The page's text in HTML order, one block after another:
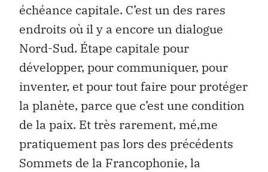
échéance capitale. C’est un des rares
endroits où il y a encore un dialogue
Nord-Sud. Étape capitale pour
développer, pour communiquer, pour
inventer, et pour tout faire pour protéger
la planète, parce que c’est une condition
de la paix. Et très rarement, mé‚me
pratiquement pas lors des précédents
Sommets de la Francophonie, la